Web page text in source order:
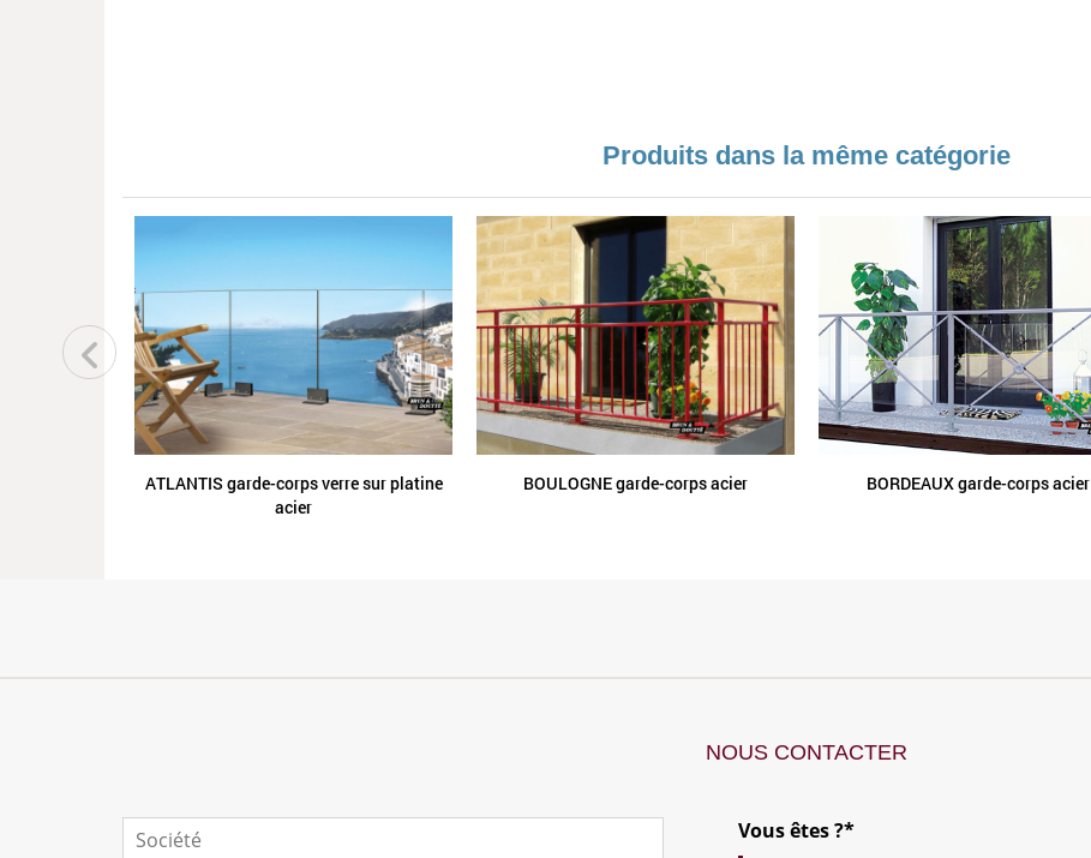
Produits dans la même catégorie
ATLANTIS garde-corps verre sur platine
acier
BOULOGNE garde-corps acier BORDEAUX garde-corps acier
NOUS CONTACTER
Vous êtes ?*